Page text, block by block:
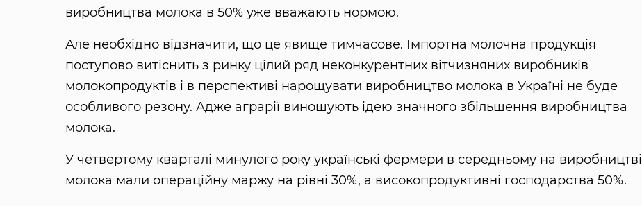
виробництва молока в 50% уже вважають нормою.
Але необхідно відзначити, що це явище тимчасове. Імпортна молочна продукція
поступово витіснить з ринку цілий ряд неконкурентних вітчизняних виробників
молокопродуктів і в перспективі нарощувати виробництво молока в Україні не буде
особливого резону. Адже аграрії виношують ідею значного збільшення виробництва
молока.
У четвертому кварталі минулого року українські фермери в середньому на виробництві
молока мали операційну маржу на рівні 30%, а високопродуктивні господарства 50%.